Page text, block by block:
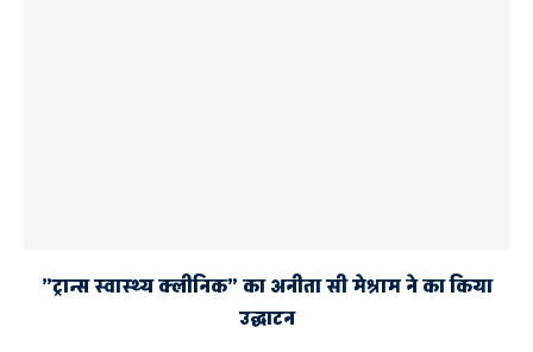
”ट्रान्स स्वास्थ्य क्लीनिक” का अनीता सी मेश्राम ने का किया
उद्घाटन